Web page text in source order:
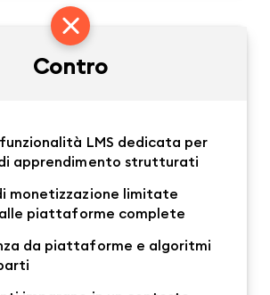
Contro
funzionalità LMS dedicata per
apprendimento strutturati
monetizzazione limitate
piattaforme complete
da piattaforme e algoritmi